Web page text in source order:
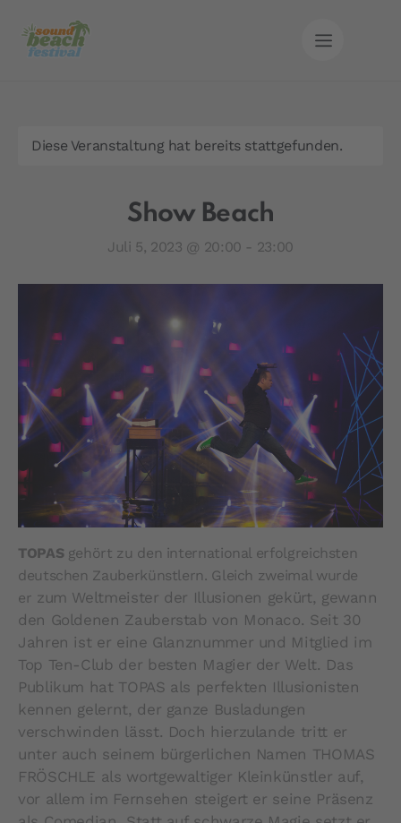
Diese Veranstaltung hat bereits stattgefunden.
Show Beach
Juli 5, 2023 @ 20:00 - 23:00
TOPAS gehört zu den international erfolgreichsten
deutschen Zauberkünstlern. Gleich zweimal wurde
er zum Weltmeister der Illusionen gekürt, gewann
den Goldenen Zauberstab von Monaco. Seit 30
Jahren ist er eine Glanznummer und Mitglied im
Top Ten-Club der besten Magier der Welt. Das
Publikum hat TOPAS als perfekten Illusionisten
kennen gelernt, der ganze Busladungen
verschwinden lässt. Doch hierzulande tritt er
unter auch seinem bürgerlichen Namen THOMAS
FRÖSCHLE als wortgewaltiger Kleinkünstler auf,
vor allem im Fernsehen steigert er seine Präsenz